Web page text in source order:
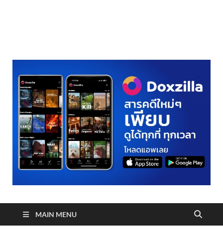
MAIN MENU